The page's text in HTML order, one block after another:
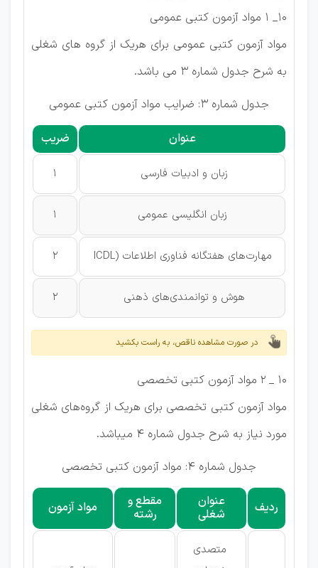
10_ 1 مواد آزمون كتبی عمومی
مواد آزمون كتبی عمومی برای هریک از گروه های شغلی
به شرح جدول شماره 3 می باشد.
جدول شماره 3: ضرایب مواد آزمون کتبی عمومی
عنوان
ضریب
زبان و ادبیات فارسی 1
زبان انگلیسی عمومی 1
مهارت‌های هفتگانه فناوری اطلاعات (ICDL 2
هوش و توانمندی‌های ذهنی 2
در صورت مشاهده ناقص، به راست بکشید
10 _ 2 مواد آزمون كتبی تخصصی
مواد آزمون كتبی تخصصی برای هریک از گروه‌های شغلی
مورد نیاز به شرح جدول شماره 4 میباشد.
جدول شماره 4: مواد آزمون کتبی تخصصی
ردیف عنوان
شغلی
مقطع و
رشته مواد آزمون
متصدی